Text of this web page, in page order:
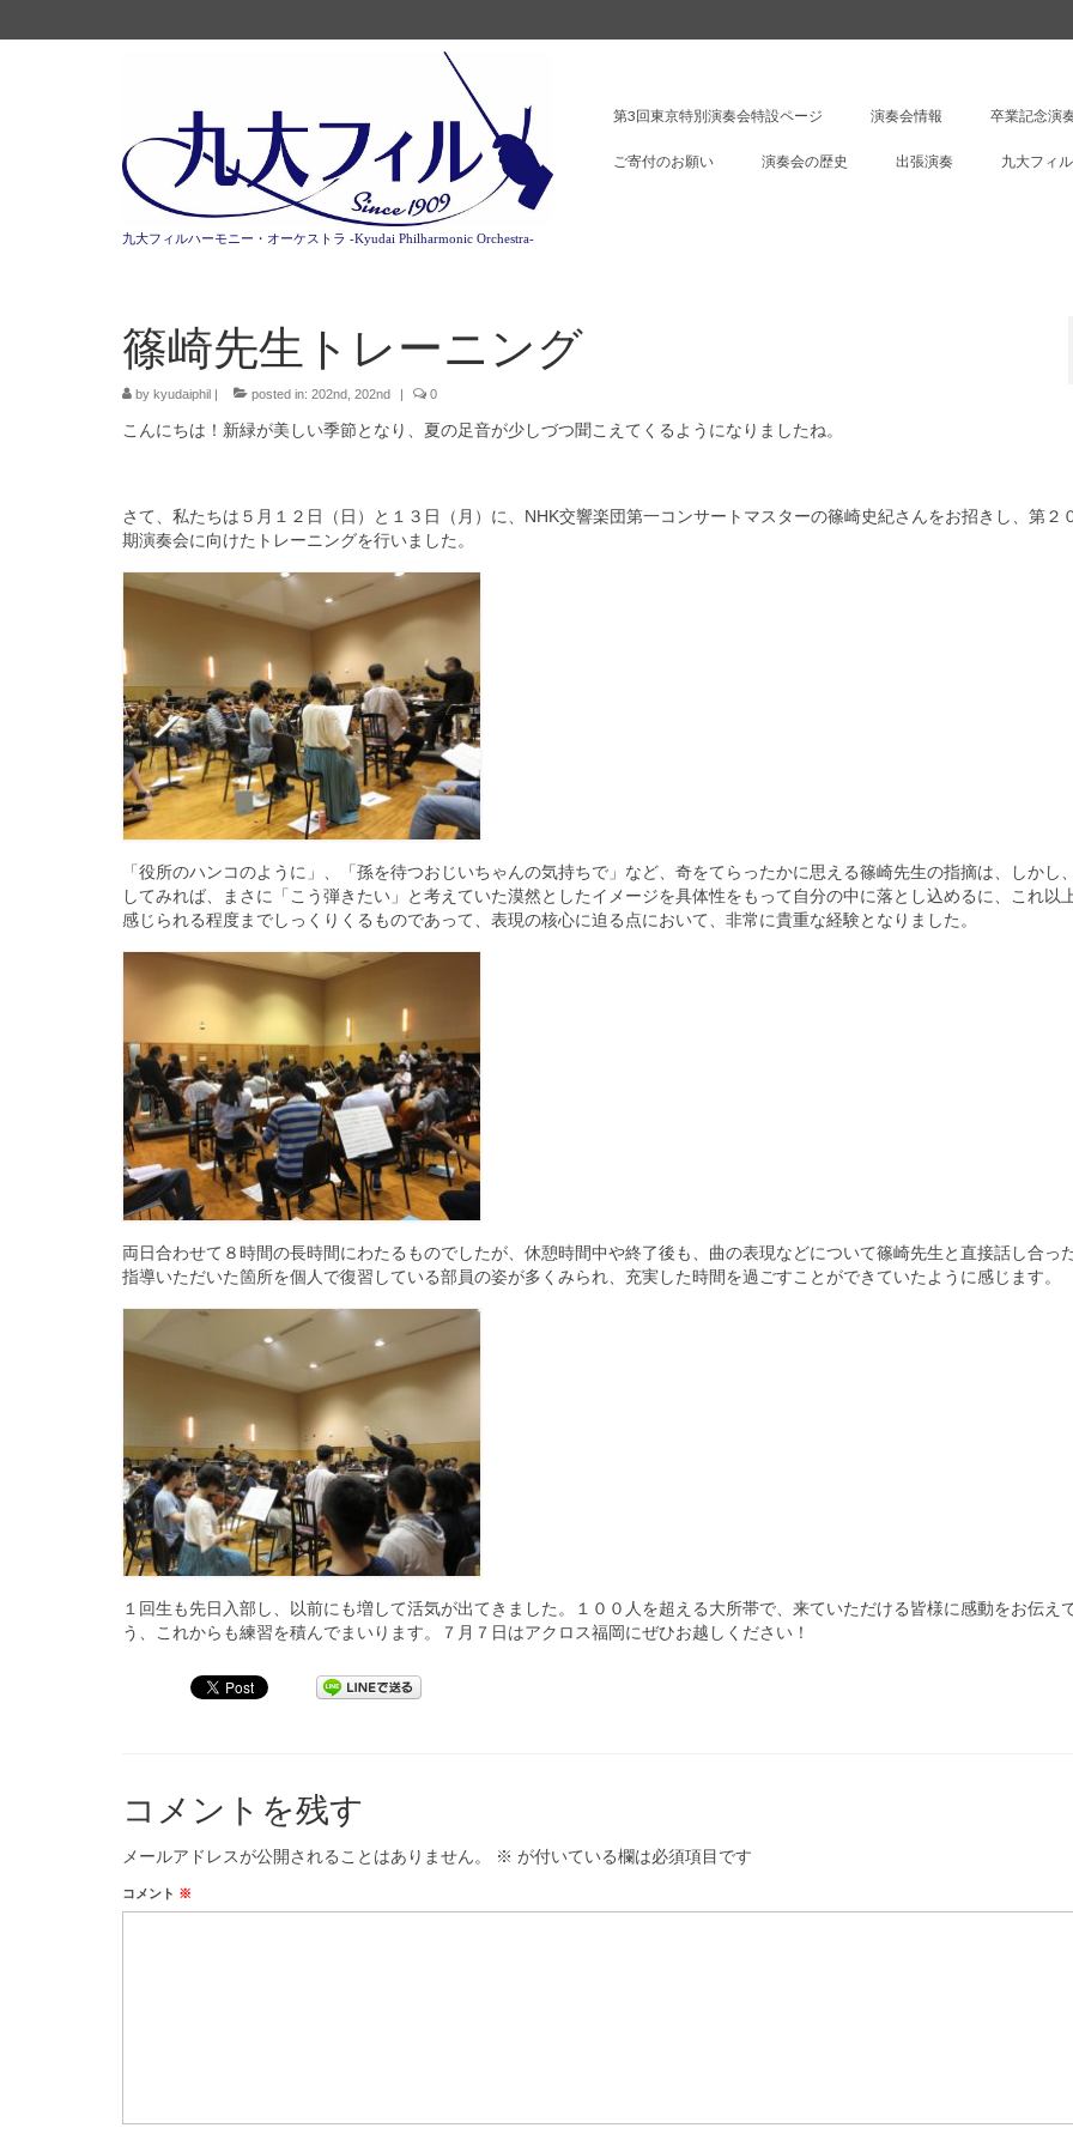
九大フィルハーモニー・オーケストラ -Kyudai Philharmonic Orchestra-
第3回東京特別演奏会特設ページ 演奏会情報 卒業記念演
ご寄付のお願い 演奏会の歴史 出張演奏 九大フィ
篠崎先生トレーニング
by kyudaiphil | posted in: 202nd 202nd | 0
こんにちは！新緑が美しい季節となり、夏の足音が少しづつ聞こえてくるようになりましたね。
さて、私たちは５月１２日（日）と１３日（月）に、NHK交響楽団第一コンサートマスターの篠崎史紀さんをお招きし、第２
期演奏会に向けたトレーニングを行いました。
「役所のハンコのように」、「孫を待つおじいちゃんの気持ちで」など、奇をてらったかに思える篠崎先生の指摘は、しかし
してみれば、まさに「こう弾きたい」と考えていた漠然としたイメージを具体性をもって自分の中に落とし込めるに、これ以
感じられる程度までしっくりくるものであって、表現の核心に迫る点において、非常に貴重な経験となりました。
両日合わせて８時間の長時間にわたるものでしたが、休憩時間中や終了後も、曲の表現などについて篠崎先生と直接話し合っ
指導いただいた箇所を個人で復習している部員の姿が多くみられ、充実した時間を過ごすことができていたように感じます。
１回生も先日入部し、以前にも増して活気が出てきました。１００人を超える大所帯で、来ていただける皆様に感動をお伝え
う、これからも練習を積んでまいります。７月７日はアクロス福岡にぜひお越しください！
コメントを残す
メールアドレスが公開されることはありません。 ※ が付いている欄は必須項目です
コメント ※